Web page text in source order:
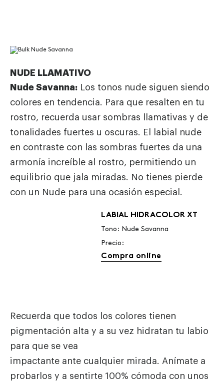
NUDE LLAMATIVO
Nude Savanna: Los tonos nude siguen siendo
colores en tendencia. Para que resalten en tu
rostro, recuerda usar sombras llamativas y de
tonalidades fuertes u oscuras. El labial nude
en contraste con las sombras fuertes da una
armonía increíble al rostro, permitiendo un
equilibrio que jala miradas. No tienes pierde
con un Nude para una ocasión especial.
LABIAL HIDRACOLOR XT
Tono: Nude Savanna
Precio:
Compra online
Recuerda que todos los colores tienen
pigmentación alta y a su vez hidratan tu labio
para que se vea
impactante ante cualquier mirada. Anímate a
probarlos y a sentirte 100% cómoda con unos